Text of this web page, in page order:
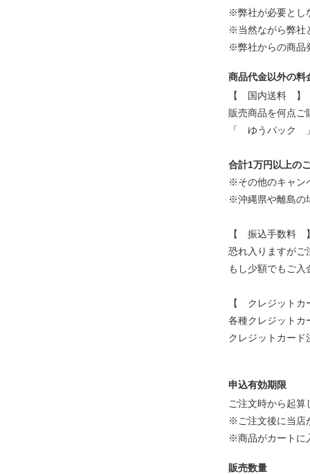
※弊社が必要とし
※当然ながら弊社
※弊社からの商品
商品代金以外の料
【 国内送料 】
販売商品を何点ご
「 ゆうパック
合計1万円以上の
※その他のキャン
※沖縄県や離島の
【 振込手数料
恐れ入りますがご
もし少額でもご
【 クレジット
各種クレジットカ
クレジットカード
申込有効期限
ご注文時から起
※ご注文後に当店
※商品がカートに
販売数量